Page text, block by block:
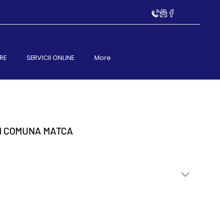
SERVICII ONLINE More
MATCA